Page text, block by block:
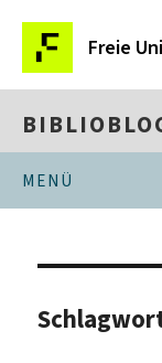
Freie
MENÜ